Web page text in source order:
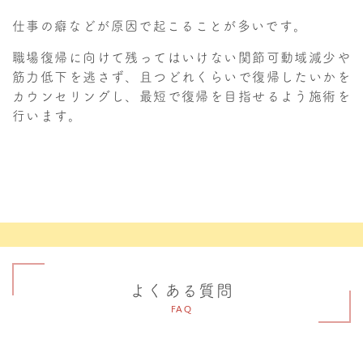
仕事の癖などが原因で起こることが多いです。
職場復帰に向けて残ってはいけない関節可動域減少や
筋力低下を逃さず、且つどれくらいで復帰したいかを
カウンセリングし、最短で復帰を目指せるよう施術を
行います。
よくある質問
FAQ